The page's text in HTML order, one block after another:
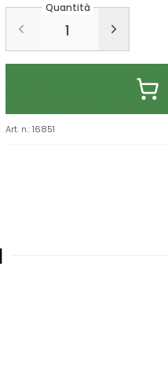
Quantità
Art. n.:16851